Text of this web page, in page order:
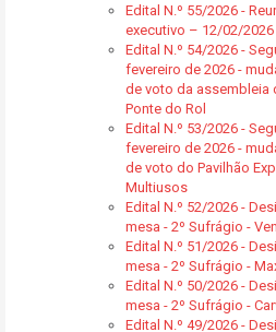
Edital N.º 55/2026 -
executivo – 12/02/2026
Edital N.º 54/2026 -
fevereiro de 2026 -
de voto da assembleia
Ponte do Rol
Edital N.º 53/2026 -
fevereiro de 2026 -
de voto do Pavilhão
Multiusos
Edital N.º 52/2026 -
mesa - 2º Sufrágio -
Edital N.º 51/2026 -
mesa - 2º Sufrágio -
Edital N.º 50/2026 -
mesa - 2º Sufrágio -
Edital N.º 49/2026 -